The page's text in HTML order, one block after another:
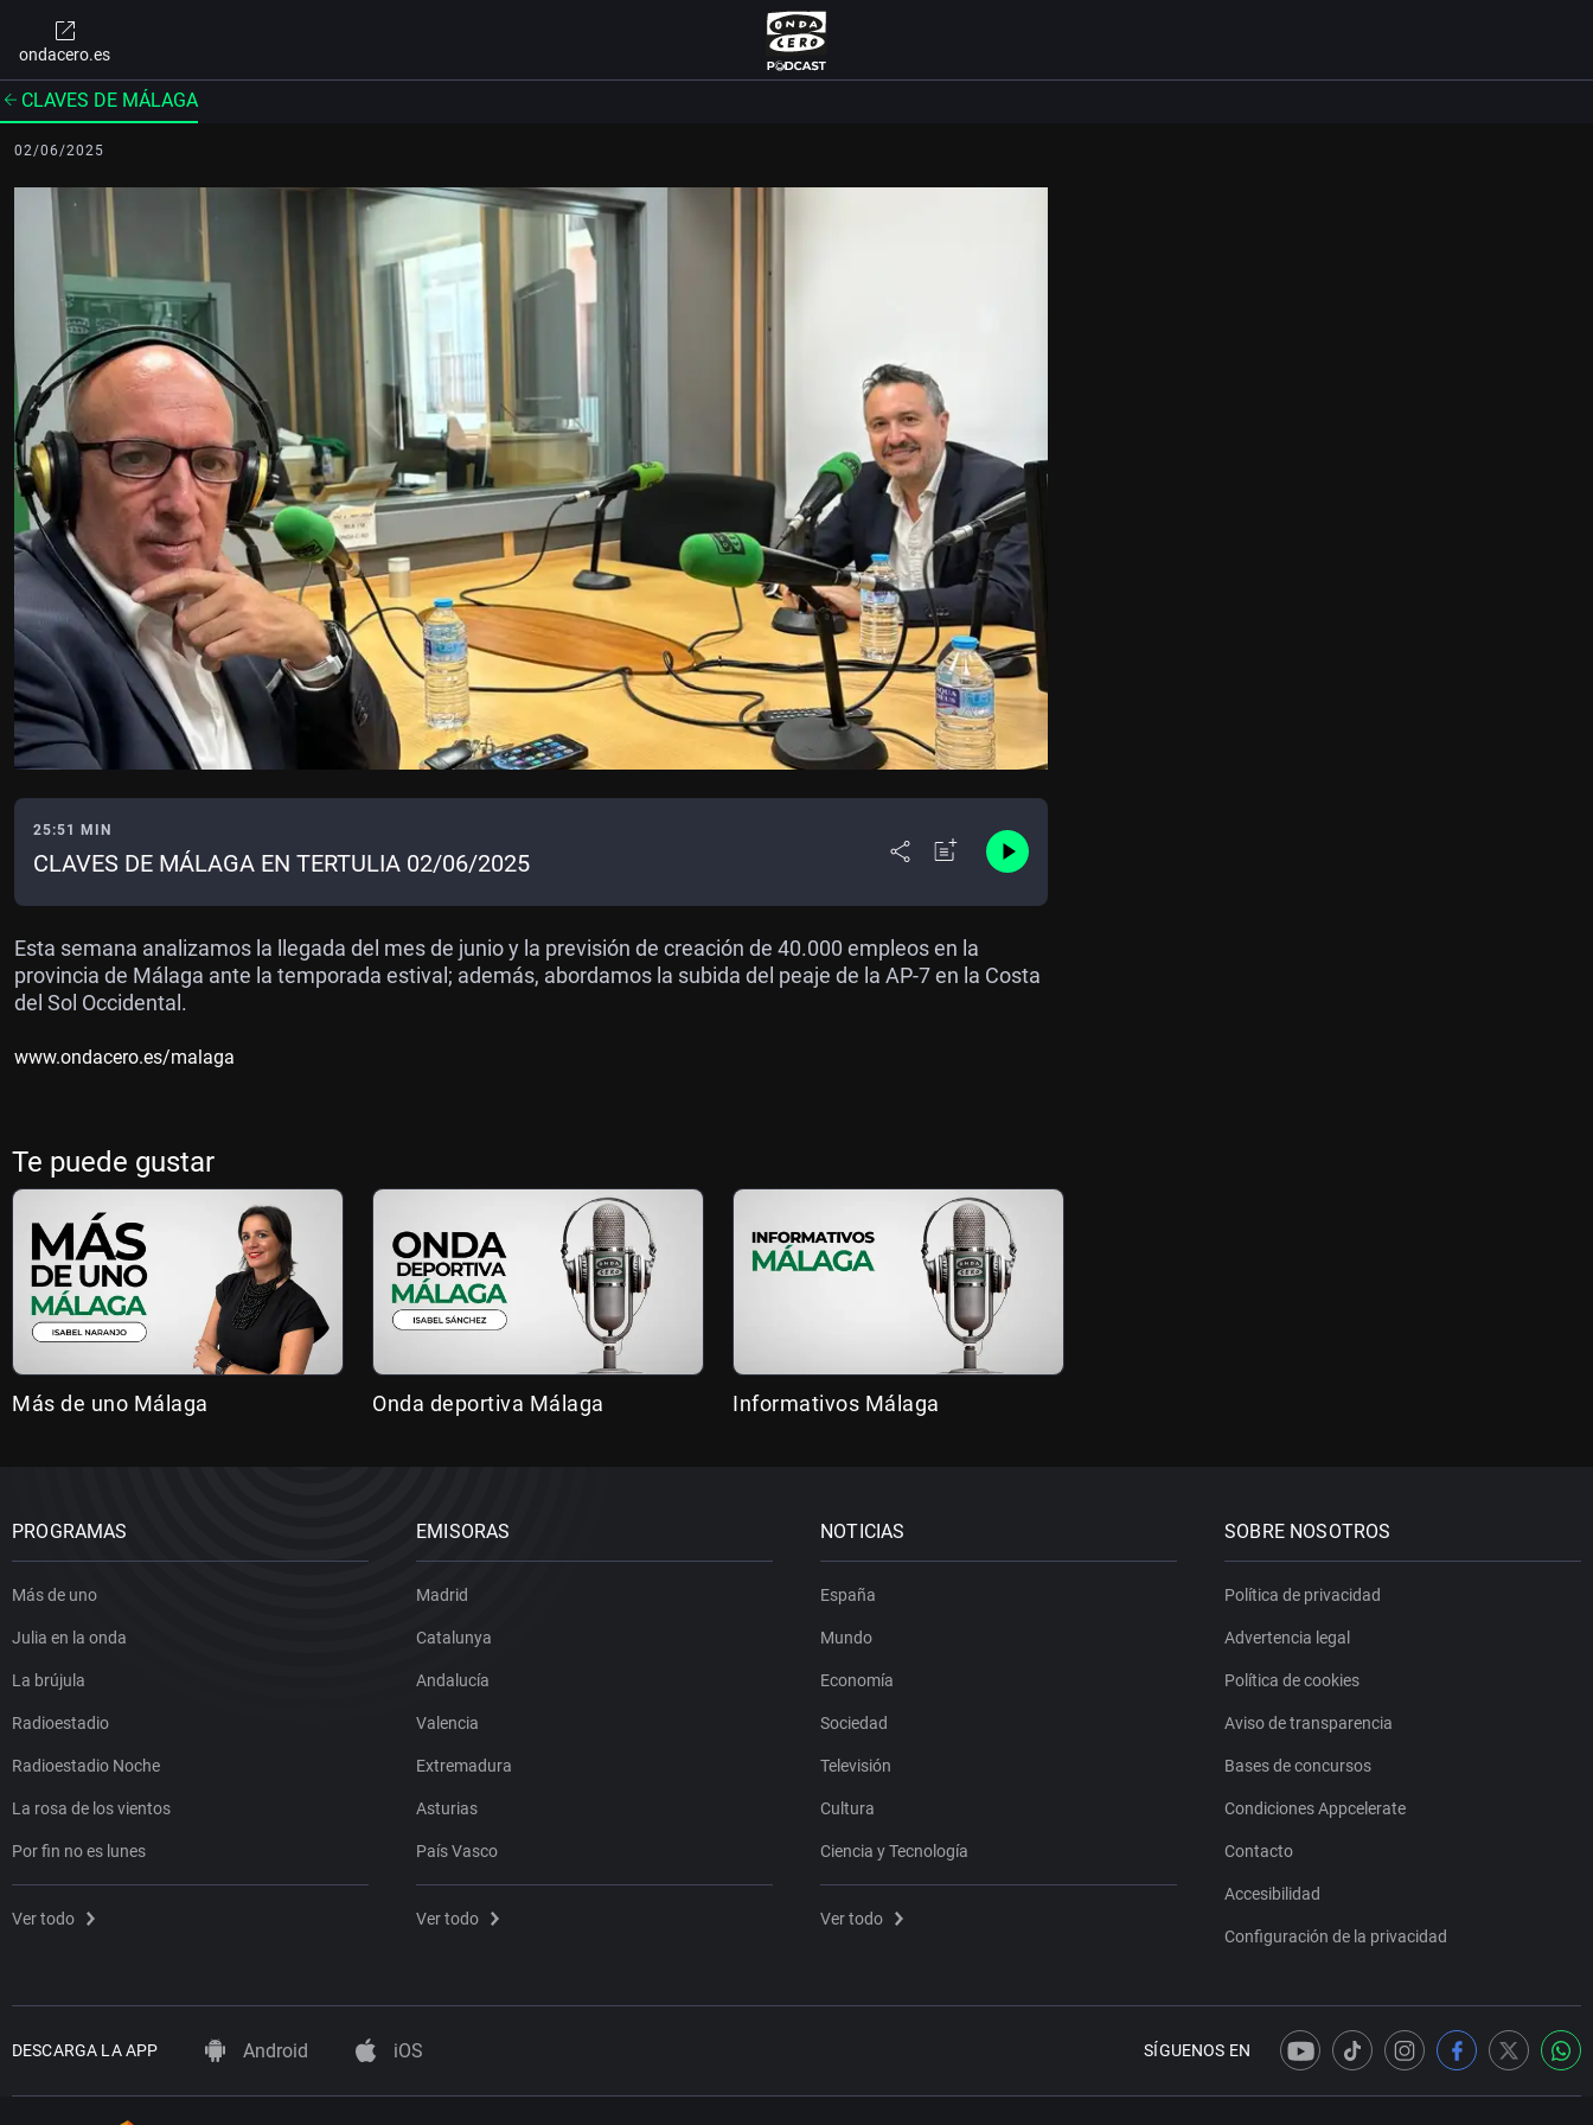
ondacero.es
CLAVES DE MÁLAGA
02/06/2025
25:51 MIN
CLAVES DE MÁLAGA EN TERTULIA 02/06/2025
Esta semana analizamos la llegada del mes de junio y la previsión de creación de 40.000 empleos en la
provincia de Málaga ante la temporada estival; además, abordamos la subida del peaje de la AP-7 en la Costa
del Sol Occidental.
www.ondacero.es/malaga
Te puede gustar
Más de uno Málaga Onda deportiva Málaga Informativos Málaga
PROGRAMAS
Más de uno
Julia en la onda
La brújula
Radioestadio
Radioestadio Noche
La rosa de los vientos
Por fin no es lunes
Ver todo
EMISORAS
Madrid
Catalunya
Andalucía
Valencia
Extremadura
Asturias
País Vasco
Ver todo
NOTICIAS
España
Mundo
Economía
Sociedad
Televisión
Cultura
Ciencia y Tecnología
Ver todo
SOBRE NOSOTROS
Política de privacidad
Advertencia legal
Política de cookies
Aviso de transparencia
Bases de concursos
Condiciones Appcelerate
Contacto
Accesibilidad
Configuración de la privacidad
DESCARGA LA APP Android iOS SÍGUENOS EN